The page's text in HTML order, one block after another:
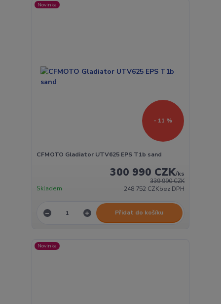
Novinka
- 11 %
CFMOTO Gladiator UTV625 EPS T1b sand
339 990 CZK
300 990 CZK/ks
248 752 CZKbez DPH
Skladem
Přidat do košíku
Novinka